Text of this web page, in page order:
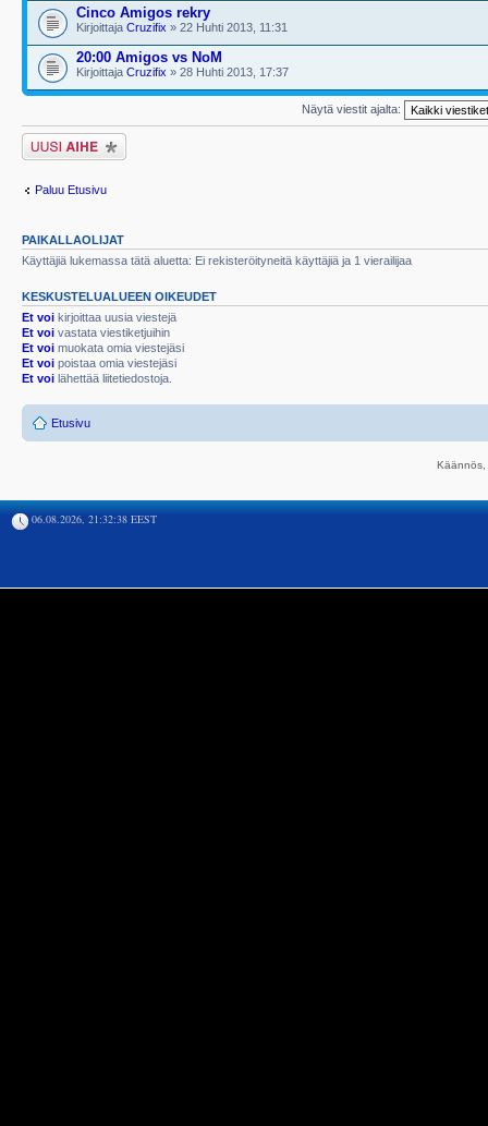
Cinco Amigos rekry
Kirjoittaja Cruzifix » 22 Huhti 2013, 11:31
20:00 Amigos vs NoM
Kirjoittaja Cruzifix » 28 Huhti 2013, 17:37
Näytä viestit ajalta:
Lähetä uusi viesti
Paluu Etusivu
PAIKALLAOLIJAT
Käyttäjiä lukemassa tätä aluetta: Ei rekisteröityneitä käyttäjiä ja 1 vierailijaa
KESKUSTELUALUEEN OIKEUDET
Et voi kirjoittaa uusia viestejä
Et voi vastata viestiketjuihin
Et voi muokata omia viestejäsi
Et voi poistaa omia viestejäsi
Et voi lähettää liitetiedostoja.
Etusivu
06.08.2026, 21:32:38 EEST